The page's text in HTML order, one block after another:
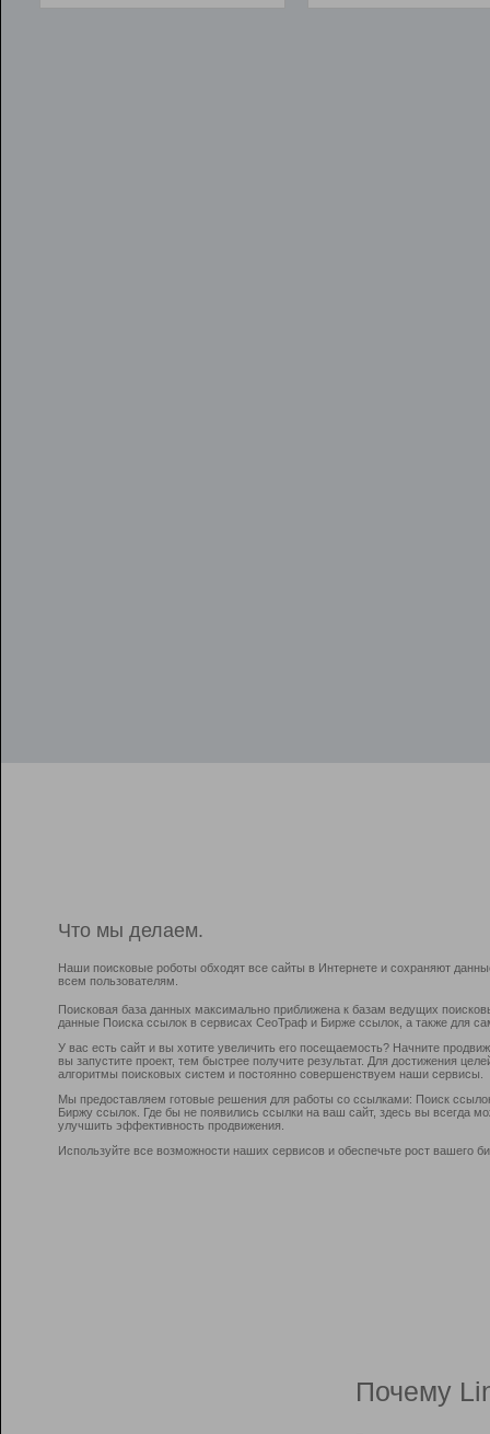
Что мы делаем.
Наши поисковые роботы обходят все сайты в Интернете и сохраняют
всем пользователям.
Поисковая база данных максимально приближена к базам ведущих
данные Поиска ссылок в сервисах СеоТраф и Бирже ссылок, а также для
У вас есть сайт и вы хотите увеличить его посещаемость? Начните
вы запустите проект, тем быстрее получите результат. Для достижения
алгоритмы поисковых систем и постоянно совершенствуем наши сервисы.
Мы предоставляем готовые решения для работы со ссылками: Поиск
Биржу ссылок. Где бы не появились ссылки на ваш сайт, здесь вы всегда
улучшить эффективность продвижения.
Используйте все возможности наших сервисов и обеспечьте рост вашего
Почему